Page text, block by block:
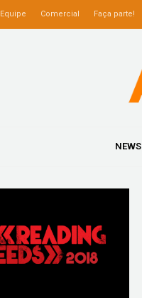
Equipe Comercial Faça parte!
NEWS